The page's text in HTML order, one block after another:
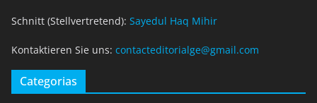
Schnitt (Stellvertretend): Sayedul Haq Mihir
Kontaktieren Sie uns: contacteditorialge@gmail.com
Categorias